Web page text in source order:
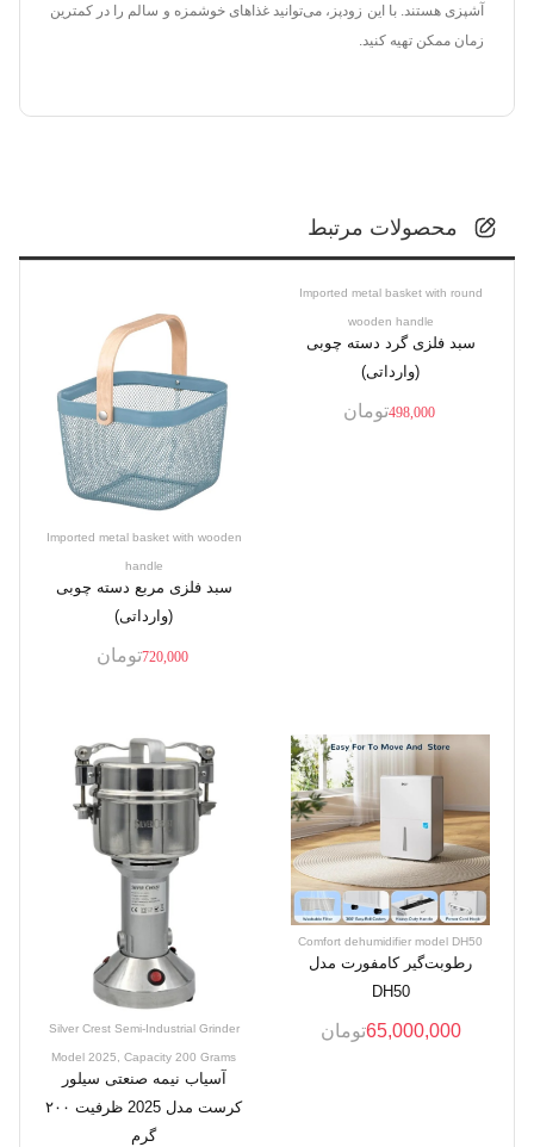
آشپزی هستند. با این زودپز، می‌توانید غذاهای خوشمزه و سالم را در کمترین
زمان ممکن تهیه کنید.
محصولات مرتبط
Imported metal basket with round
wooden handle
سبد فلزی گرد دسته چوبی
(وارداتی)
498,000 تومان
Imported metal basket with wooden
handle
سبد فلزی مربع دسته چوبی
(وارداتی)
720,000 تومان
Comfort dehumidifier model DH50
رطوبت‌گیر کامفورت مدل
DH50
65,000,000تومان Silver Crest Semi-Industrial Grinder
Model 2025, Capacity 200 Grams
آسیاب نیمه صنعتی سیلور
کرست مدل 2025 ظرفیت ۲۰۰
گرم